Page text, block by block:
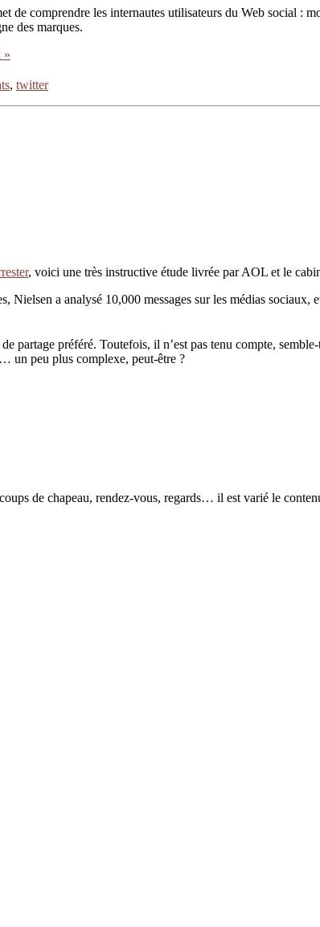
de comprendre les internautes utilisateurs du Web social :
des marques.
»
, twitter
, voici une très instructive étude livrée par AOL et le
a analysé 10,000 messages sur les médias sociaux,
partage préféré. Toutefois, il n’est pas tenu compte,
un peu plus complexe, peut-être ?
de chapeau, rendez-vous, regards… il est varié le